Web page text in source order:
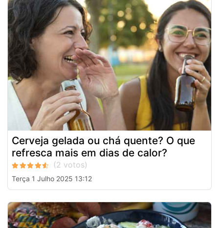
Cerveja gelada ou chá quente? O que
refresca mais em dias de calor?
Terça 1 Julho 2025 13:12